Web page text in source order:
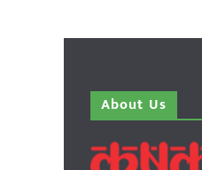
About Us